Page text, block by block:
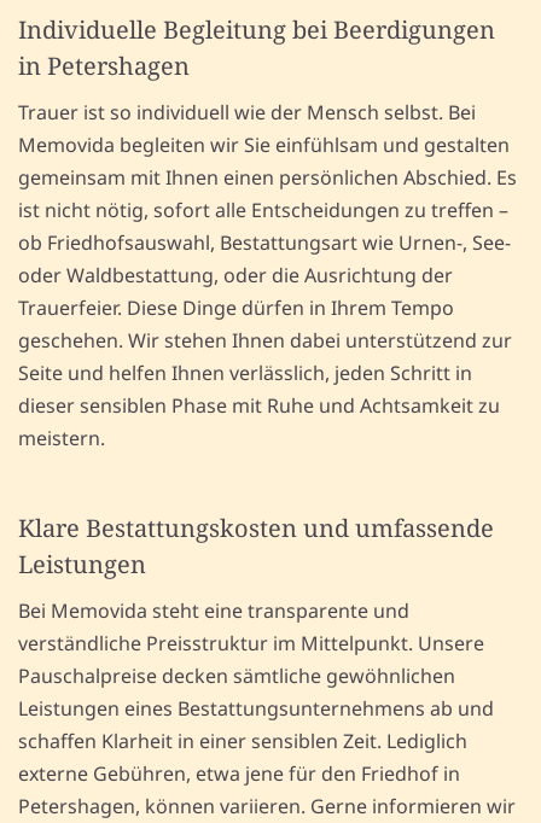
Individuelle Begleitung bei Beerdigungen
in Petershagen
Trauer ist so individuell wie der Mensch selbst. Bei
Memovida begleiten wir Sie einfühlsam und gestalten
gemeinsam mit Ihnen einen persönlichen Abschied. Es
ist nicht nötig, sofort alle Entscheidungen zu treffen –
ob Friedhofsauswahl, Bestattungsart wie Urnen-, See-
oder Waldbestattung, oder die Ausrichtung der
Trauerfeier. Diese Dinge dürfen in Ihrem Tempo
geschehen. Wir stehen Ihnen dabei unterstützend zur
Seite und helfen Ihnen verlässlich, jeden Schritt in
dieser sensiblen Phase mit Ruhe und Achtsamkeit zu
meistern.
Klare Bestattungskosten und umfassende
Leistungen
Bei Memovida steht eine transparente und
verständliche Preisstruktur im Mittelpunkt. Unsere
Pauschalpreise decken sämtliche gewöhnlichen
Leistungen eines Bestattungsunternehmens ab und
schaffen Klarheit in einer sensiblen Zeit. Lediglich
externe Gebühren, etwa jene für den Friedhof in
Petershagen, können variieren. Gerne informieren wir